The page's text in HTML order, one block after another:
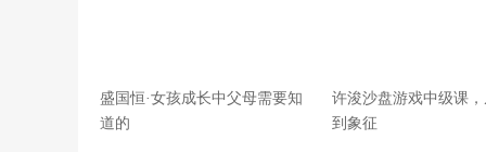
盛国恒·女孩成长中父母需要知
道的
许浚沙盘游戏中级课
到象征